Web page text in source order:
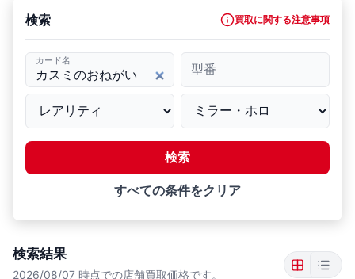
検索 買取に関する注意事項
カード名
型番
検索
すべての条件をクリア
検索結果
2026/08/07 時点での店舗買取価格です。